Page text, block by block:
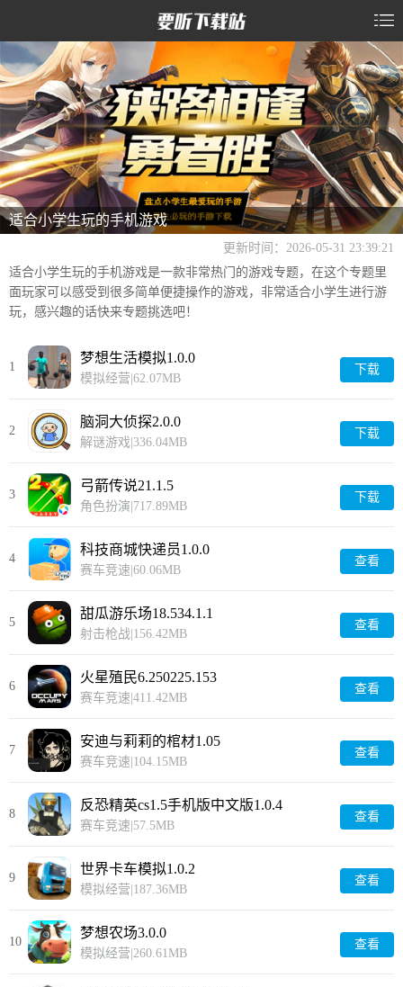
适合小学生玩的手机游戏
更新时间：2026-05-31 23:39:21
适合小学生玩的手机游戏是一款非常热门的游戏专题，在这个专题里
面玩家可以感受到很多简单便捷操作的游戏，非常适合小学生进行游
玩，感兴趣的话快来专题挑选吧！
1
梦想生活模拟1.0.0
模拟经营|62.07MB
下载
2
脑洞大侦探2.0.0
解谜游戏|336.04MB
下载
3
弓箭传说21.1.5
角色扮演|717.89MB
下载
4
科技商城快递员1.0.0
赛车竞速|60.06MB
查看
5
甜瓜游乐场18.534.1.1
射击枪战|156.42MB
查看
6
火星殖民6.250225.153
赛车竞速|411.42MB
查看
7
安迪与莉莉的棺材1.05
赛车竞速|104.15MB
查看
8
反恐精英cs1.5手机版中文版1.0.4
赛车竞速|57.5MB
查看
9
世界卡车模拟1.0.2
模拟经营|187.36MB
查看
10
梦想农场3.0.0
模拟经营|260.61MB
查看